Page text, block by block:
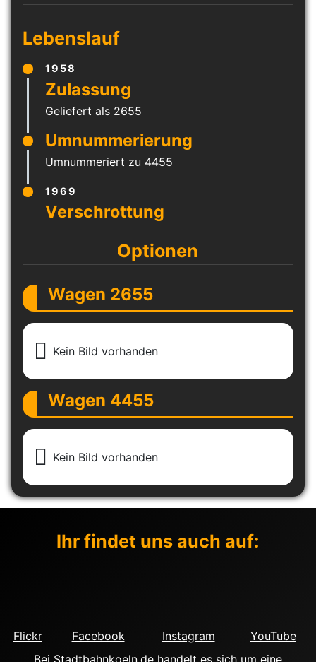
Lebenslauf
1958
Geliefert als 2655
Umnummeriert zu 4455
1969
Optionen
Wagen 2655
Kein Bild vorhanden
Wagen 4455
Kein Bild vorhanden
Ihr findet uns auch auf:
Flickr Facebook Instagram
YouTube
Bei Stadtbahnkoeln.de handelt es sich um eine